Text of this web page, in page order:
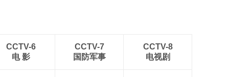
CCTV-6
电 影
CCTV-7
国防军事
CCTV-8
电视剧